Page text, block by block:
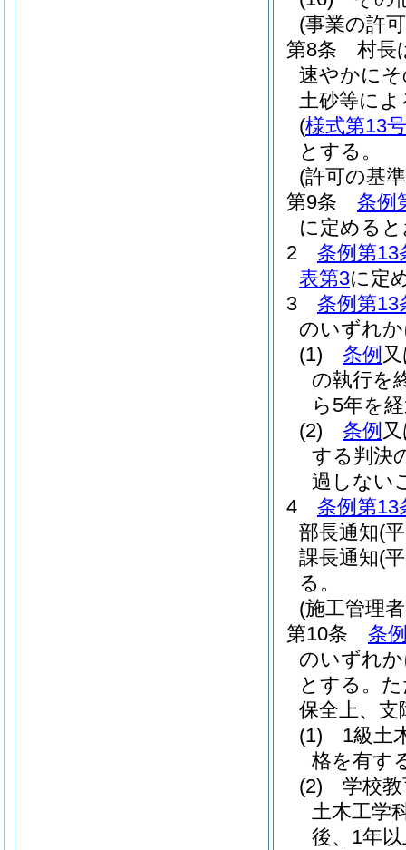
(事業の許
第8条
村長
速やかに
土砂等に
(様式第13号
とする。
(許可の基
第9条
条例
に定める
2
条例第13
表第3に定
3
条例第13
のいずれ
(1)
条例
の執行を
ら5年を
(2)
条例
する判決
過しない
4
条例第13
部長通知(
課長通知(
る。
(施工管理
第10条
条
のいずれ
とする。
保全上、
(1)
1級土
格を有す
(2)
学校
土木工学
後、1年